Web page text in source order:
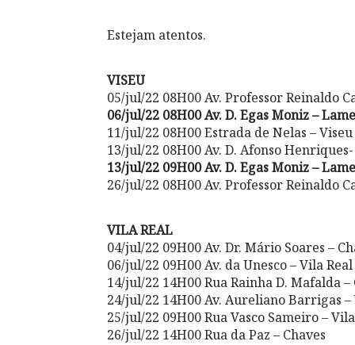
Estejam atentos.
VISEU
05/jul/22 08H00 Av. Professor Reinaldo
06/jul/22 08H00 Av. D. Egas Moniz –
11/jul/22 08H00 Estrada de Nelas – Viseu
13/jul/22 08H00 Av. D. Afonso
13/jul/22 09H00 Av. D. Egas Moniz –
26/jul/22 08H00 Av. Professor Reinaldo
VILA REAL
04/jul/22 09H00 Av. Dr. Mário Soares –
06/jul/22 09H00 Av. da Unesco – Vila Real
14/jul/22 14H00 Rua Rainha D. Mafalda –
24/jul/22 14H00 Av. Aureliano Barrigas –
25/jul/22 09H00 Rua Vasco Sameiro –
26/jul/22 14H00 Rua da Paz – Chaves